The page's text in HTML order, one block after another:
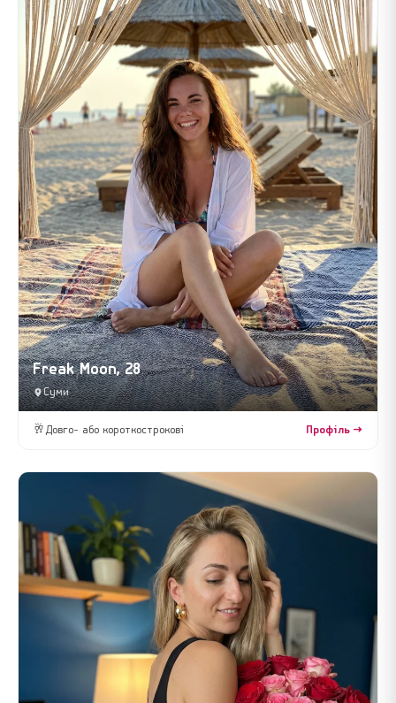
Freak Moon, 28
Суми
🥂 Довго- або короткострокові Профіль →